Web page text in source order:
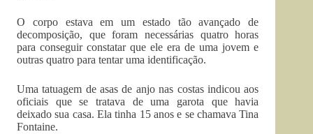
O corpo estava em um estado tão avançado de
decomposição, que foram necessárias quatro horas
para conseguir constatar que ele era de uma jovem e
outras quatro para tentar uma identificação.
Uma tatuagem de asas de anjo nas costas indicou aos
oficiais que se tratava de uma garota que havia
deixado sua casa. Ela tinha 15 anos e se chamava Tina
Fontaine.